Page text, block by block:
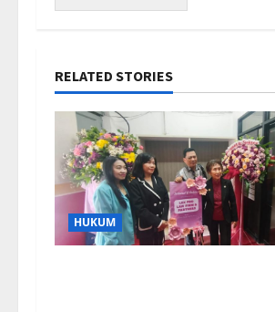
RELATED STORIES
HUKUM